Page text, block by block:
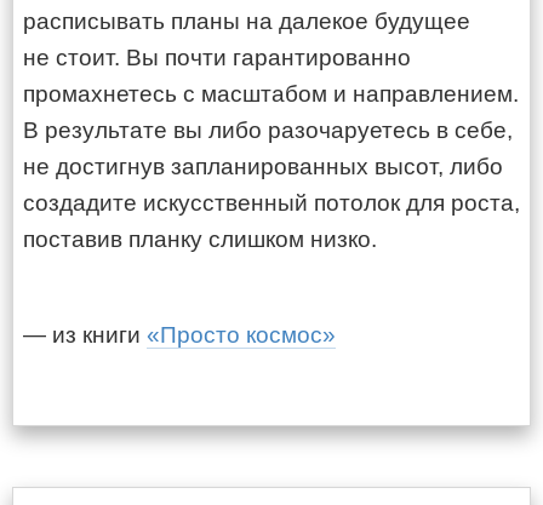
расписывать планы на далекое будущее
не стоит. Вы почти гарантированно
промахнетесь с масштабом и направлением.
В результате вы либо разочаруетесь в себе,
не достигнув запланированных высот, либо
создадите искусственный потолок для роста,
поставив планку слишком низко.
— из книги «Просто космос»